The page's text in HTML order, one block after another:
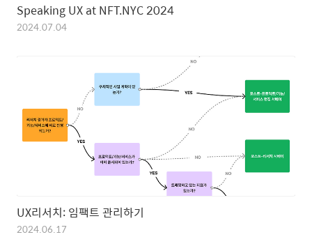
Speaking UX at NFT.NYC 2024
2024.07.04
UX리서치: 임팩트 관리하기
2024.06.17